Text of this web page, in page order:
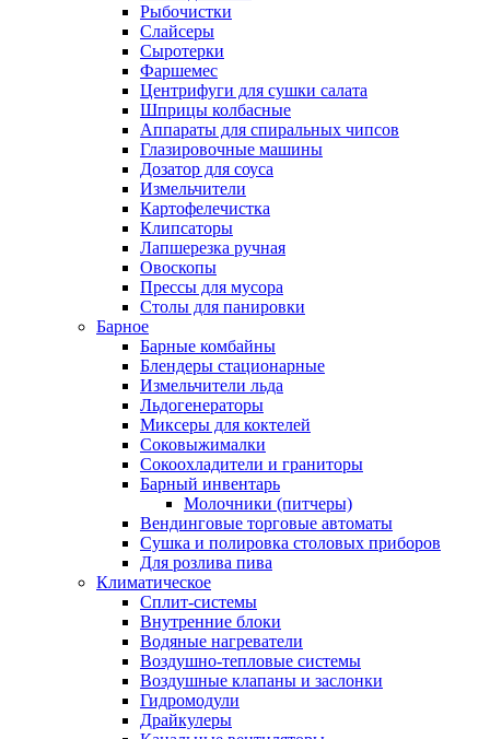
Рыбочистки
Слайсеры
Сыротерки
Фаршемес
Центрифуги для сушки салата
Шприцы колбасные
Аппараты для спиральных чипсов
Глазировочные машины
Дозатор для соуса
Измельчители
Картофелечистка
Клипсаторы
Лапшерезка ручная
Овоскопы
Прессы для мусора
Столы для панировки
Барное
Барные комбайны
Блендеры стационарные
Измельчители льда
Льдогенераторы
Миксеры для коктелей
Соковыжималки
Сокоохладители и граниторы
Барный инвентарь
Молочники (питчеры)
Вендинговые торговые автоматы
Сушка и полировка столовых приборов
Для розлива пива
Климатическое
Сплит-системы
Внутренние блоки
Водяные нагреватели
Воздушно-тепловые системы
Воздушные клапаны и заслонки
Гидромодули
Драйкулеры